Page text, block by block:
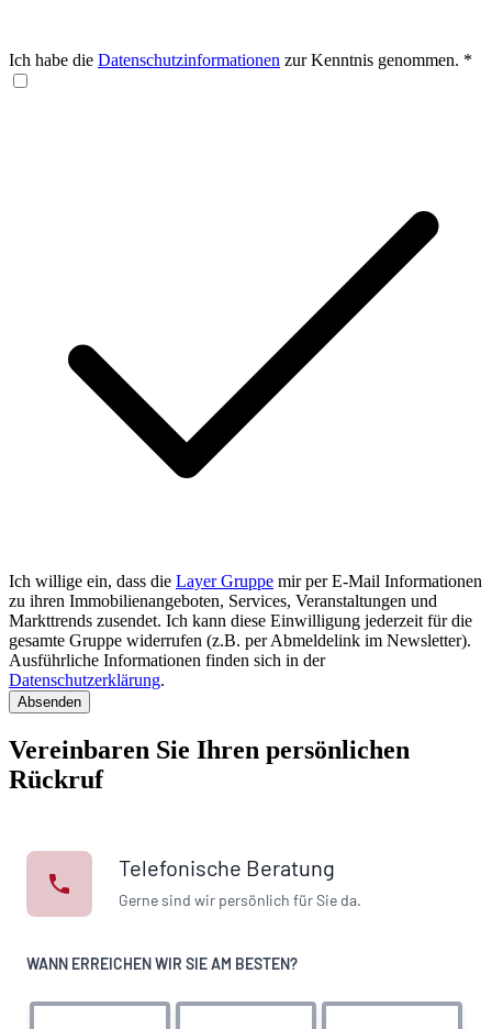
Ich habe die Datenschutzinformationen zur Kenntnis genommen. *
Ich willige ein, dass die Layer Gruppe mir per E-Mail Informationen
zu ihren Immobilienangeboten, Services, Veranstaltungen und
Markttrends zusendet. Ich kann diese Einwilligung jederzeit für die
gesamte Gruppe widerrufen (z.B. per Abmeldelink im Newsletter).
Ausführliche Informationen finden sich in der
Datenschutzerklärung.
Absenden
Vereinbaren Sie Ihren persönlichen
Rückruf